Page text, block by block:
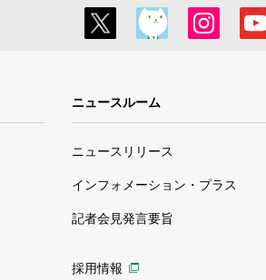
ニュースルーム
ニュースリリース
インフォメーション・プラス
記者会見発言要旨
採用情報